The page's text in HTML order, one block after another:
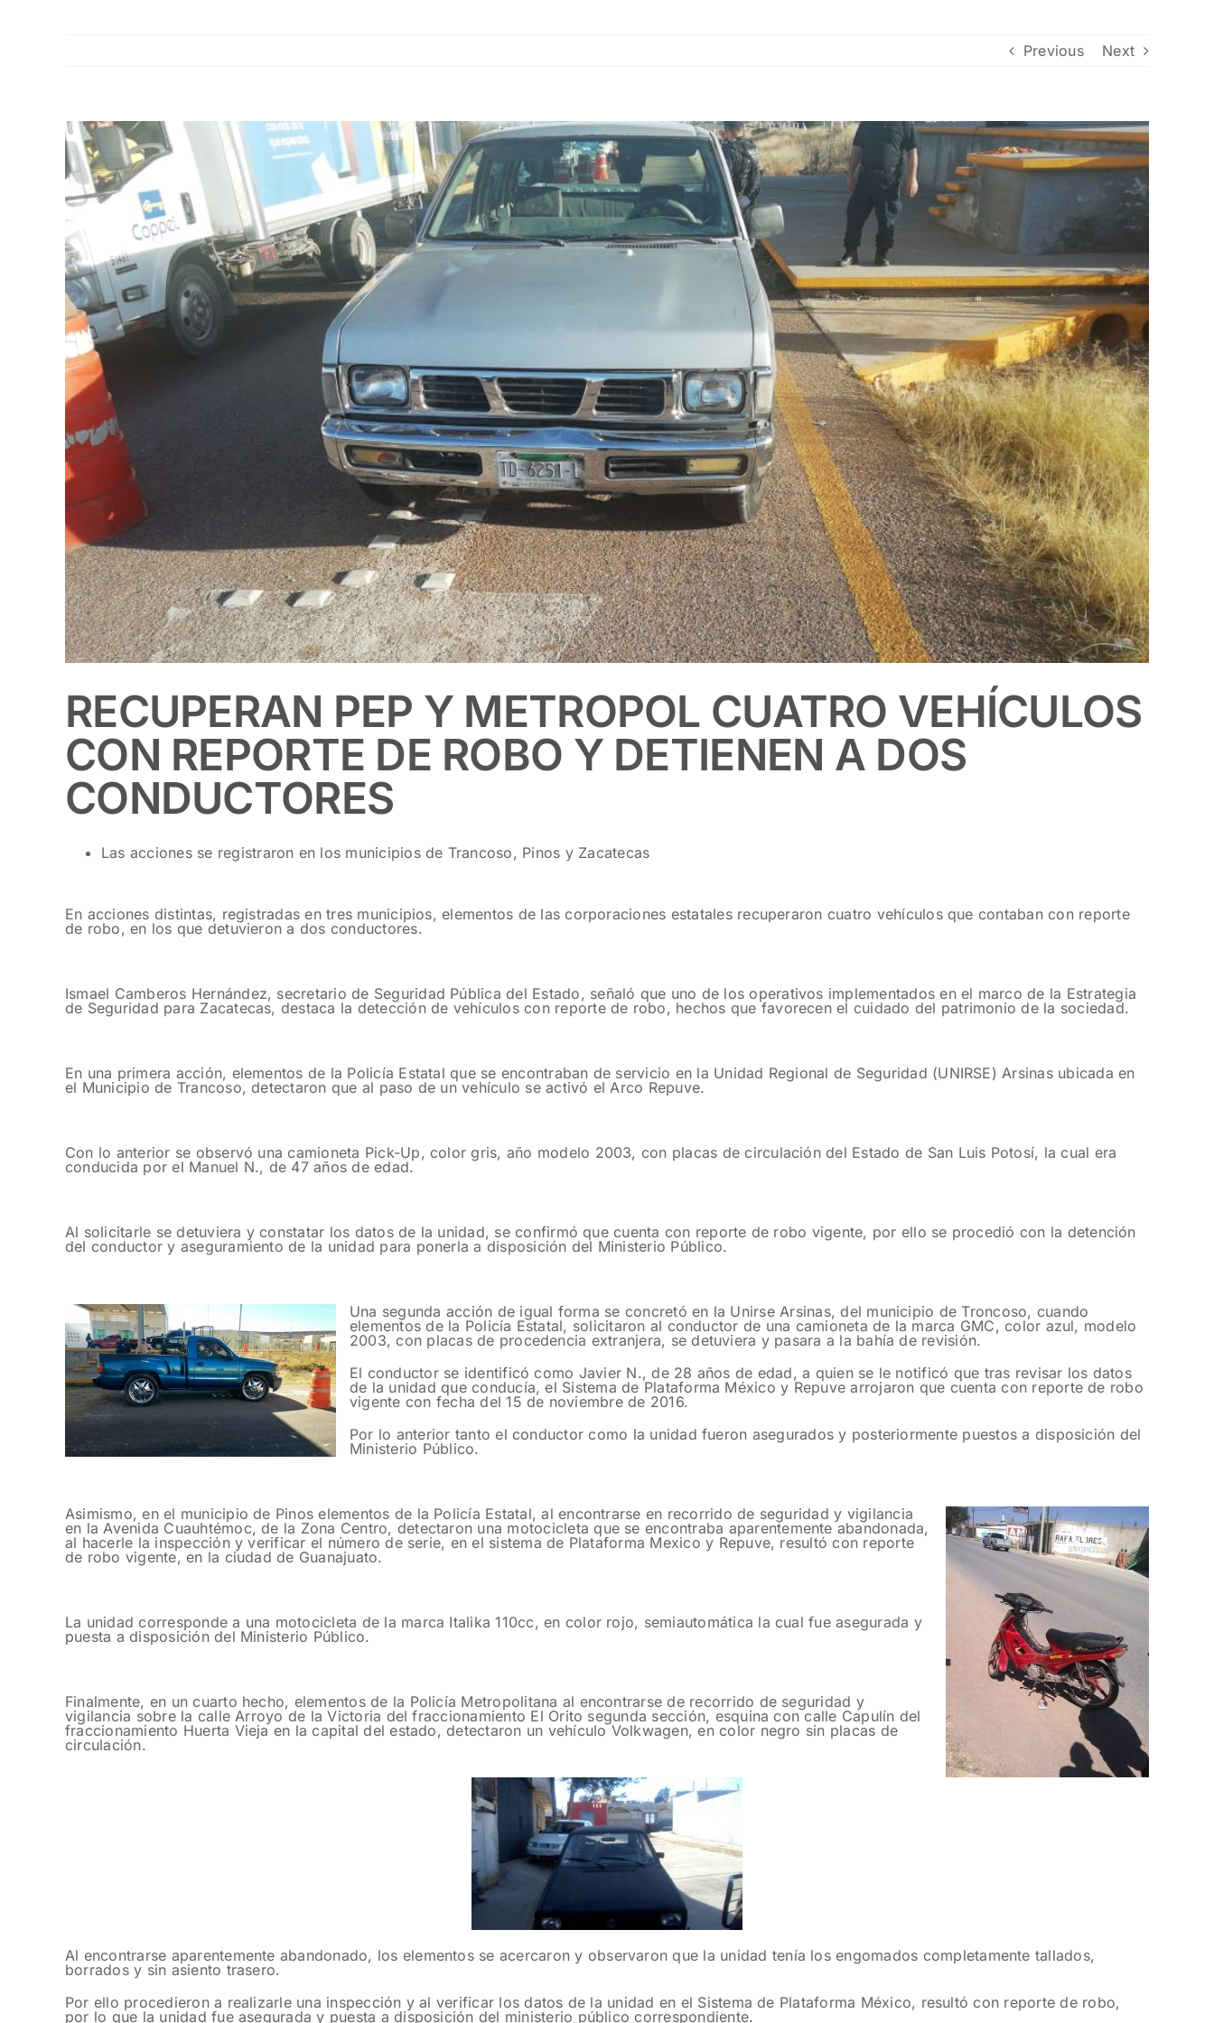
Previous Next
View
Larger
Image
RECUPERAN PEP Y METROPOL CUATRO VEHÍCULOS
CON REPORTE DE ROBO Y DETIENEN A DOS
CONDUCTORES
Las acciones se registraron en los municipios de Trancoso, Pinos y Zacatecas
En acciones distintas, registradas en tres municipios, elementos de las corporaciones estatales recuperaron cuatro vehículos que contaban con reporte
de robo, en los que detuvieron a dos conductores.
Ismael Camberos Hernández, secretario de Seguridad Pública del Estado, señaló que uno de los operativos implementados en el marco de la Estrategia
de Seguridad para Zacatecas, destaca la detección de vehículos con reporte de robo, hechos que favorecen el cuidado del patrimonio de la sociedad.
En una primera acción, elementos de la Policía Estatal que se encontraban de servicio en la Unidad Regional de Seguridad (UNIRSE) Arsinas ubicada en
el Municipio de Trancoso, detectaron que al paso de un vehículo se activó el Arco Repuve.
Con lo anterior se observó una camioneta Pick-Up, color gris, año modelo 2003, con placas de circulación del Estado de San Luis Potosí, la cual era
conducida por el Manuel N., de 47 años de edad.
Al solicitarle se detuviera y constatar los datos de la unidad, se confirmó que cuenta con reporte de robo vigente, por ello se procedió con la detención
del conductor y aseguramiento de la unidad para ponerla a disposición del Ministerio Público.
Una segunda acción de igual forma se concretó en la Unirse Arsinas, del municipio de Troncoso, cuando
elementos de la Policía Estatal, solicitaron al conductor de una camioneta de la marca GMC, color azul, modelo
2003, con placas de procedencia extranjera, se detuviera y pasara a la bahía de revisión.
El conductor se identificó como Javier N., de 28 años de edad, a quien se le notificó que tras revisar los datos
de la unidad que conducía, el Sistema de Plataforma México y Repuve arrojaron que cuenta con reporte de robo
vigente con fecha del 15 de noviembre de 2016.
Por lo anterior tanto el conductor como la unidad fueron asegurados y posteriormente puestos a disposición del
Ministerio Público.
Asimismo, en el municipio de Pinos elementos de la Policía Estatal, al encontrarse en recorrido de seguridad y vigilancia
en la Avenida Cuauhtémoc, de la Zona Centro, detectaron una motocicleta que se encontraba aparentemente abandonada,
al hacerle la inspección y verificar el número de serie, en el sistema de Plataforma Mexico y Repuve, resultó con reporte
de robo vigente, en la ciudad de Guanajuato.
La unidad corresponde a una motocicleta de la marca Italika 110cc, en color rojo, semiautomática la cual fue asegurada y
puesta a disposición del Ministerio Público.
Finalmente, en un cuarto hecho, elementos de la Policía Metropolitana al encontrarse de recorrido de seguridad y
vigilancia sobre la calle Arroyo de la Victoria del fraccionamiento El Orito segunda sección, esquina con calle Capulín del
fraccionamiento Huerta Vieja en la capital del estado, detectaron un vehículo Volkwagen, en color negro sin placas de
circulación.
Al encontrarse aparentemente abandonado, los elementos se acercaron y observaron que la unidad tenía los engomados completamente tallados,
borrados y sin asiento trasero.
Por ello procedieron a realizarle una inspección y al verificar los datos de la unidad en el Sistema de Plataforma México, resultó con reporte de robo,
por lo que la unidad fue asegurada y puesta a disposición del ministerio público correspondiente.